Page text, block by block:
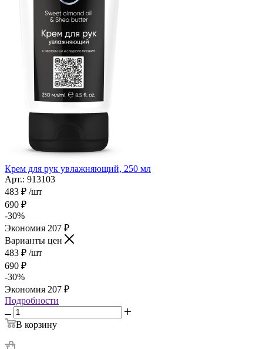
Крем для рук увлажняющий, 250 мл
Арт.: 913103
483 ₽ /шт
690 ₽
-30%
Экономия 207 ₽
Варианты цен
483 ₽ /шт
690 ₽
-30%
Экономия 207 ₽
Подробности
В корзину